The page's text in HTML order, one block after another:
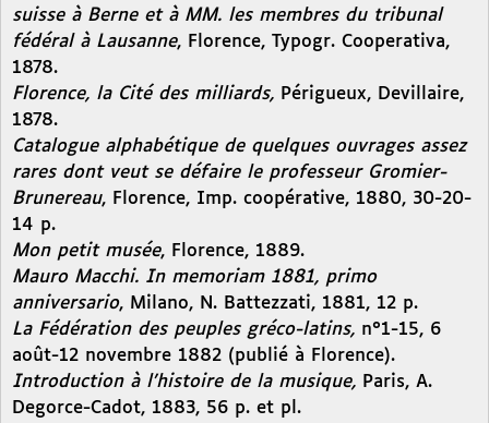
suisse à Berne et à MM. les membres du tribunal
fédéral à Lausanne, Florence, Typogr. Cooperativa,
1878.
Florence, la Cité des milliards, Périgueux, Devillaire,
1878.
Catalogue alphabétique de quelques ouvrages assez
rares dont veut se défaire le professeur Gromier-
Brunereau, Florence, Imp. coopérative, 1880, 30-20-
14 p.
Mon petit musée, Florence, 1889.
Mauro Macchi. In memoriam 1881, primo
anniversario, Milano, N. Battezzati, 1881, 12 p.
La Fédération des peuples gréco-latins, n°1-15, 6
août-12 novembre 1882 (publié à Florence).
Introduction à l’histoire de la musique, Paris, A.
Degorce-Cadot, 1883, 56 p. et pl.